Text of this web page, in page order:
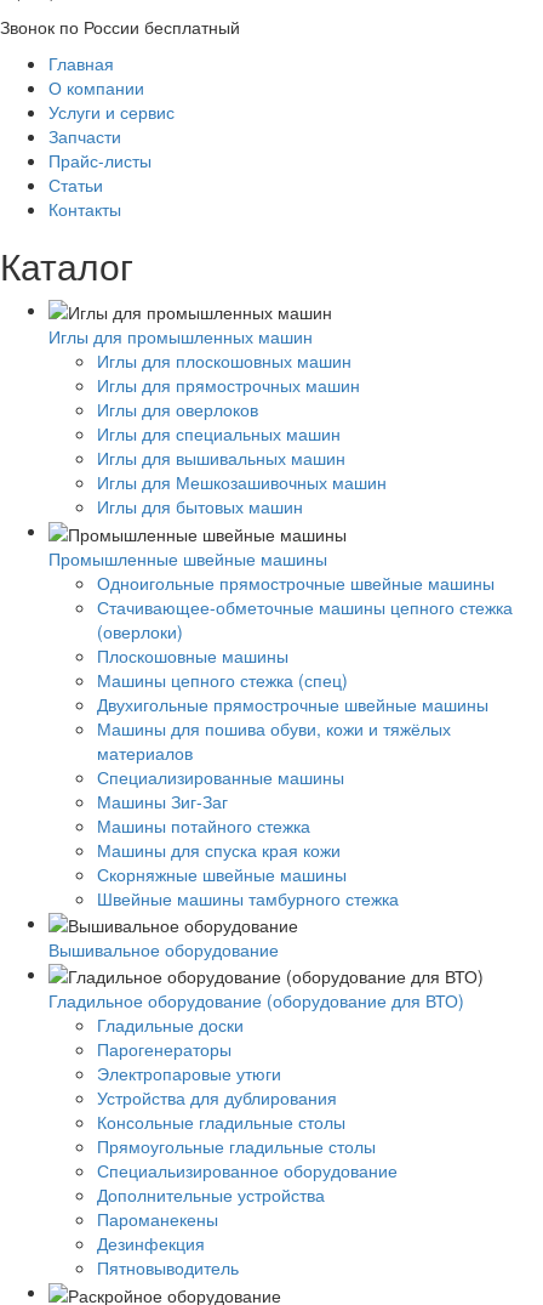
Звонок по России бесплатный
Главная
О компании
Услуги и сервис
Запчасти
Прайс-листы
Статьи
Контакты
Каталог
Иглы для промышленных машин
Иглы для плоскошовных машин
Иглы для прямострочных машин
Иглы для оверлоков
Иглы для специальных машин
Иглы для вышивальных машин
Иглы для Мешкозашивочных машин
Иглы для бытовых машин
Промышленные швейные машины
Одноигольные прямострочные швейные машины
Стачивающее-обметочные машины цепного стежка
(оверлоки)
Плоскошовные машины
Машины цепного стежка (спец)
Двухигольные прямострочные швейные машины
Машины для пошива обуви, кожи и тяжёлых
материалов
Специализированные машины
Машины Зиг-Заг
Машины потайного стежка
Машины для спуска края кожи
Скорняжные швейные машины
Швейные машины тамбурного стежка
Вышивальное оборудование
Гладильное оборудование (оборудование для ВТО)
Гладильные доски
Парогенераторы
Электропаровые утюги
Устройства для дублирования
Консольные гладильные столы
Прямоугольные гладильные столы
Специальизированное оборудование
Дополнительные устройства
Пароманекены
Дезинфекция
Пятновыводитель